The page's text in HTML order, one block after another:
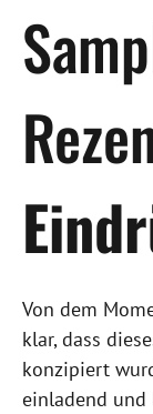
Von dem
klar, dass
konzipiert
einladend und